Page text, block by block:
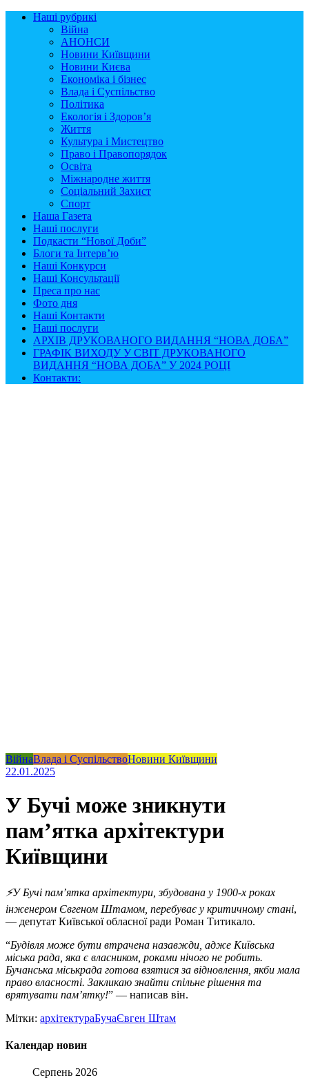
Наші рубрикі
Війна
АНОНСИ
Новини Київщини
Новини Києва
Економіка і бізнес
Влада і Суспільство
Політика
Екологія і Здоров’я
Життя
Культура і Мистецтво
Право і Правопорядок
Освіта
Міжнародне життя
Соціальний Захист
Спорт
Наша Газета
Наші послуги
Подкасти “Нової Доби”
Блоги та Інтерв’ю
Наші Конкурси
Наші Консультації
Преса про нас
Фото дня
Наші Контакти
Наші послуги
АРХІВ ДРУКОВАНОГО ВИДАННЯ “НОВА ДОБА”
ГРАФІК ВИХОДУ У СВІТ ДРУКОВАНОГО
ВИДАННЯ “НОВА ДОБА” У 2024 РОЦІ
Контакти:
ВійнаВлада і СуспільствоНовини Київщини
22.01.2025
У Бучі може зникнути
пам’ятка архітектури
Київщини
⚡️У Бучі пам’ятка архітектури, збудована у 1900-х роках
інженером Євгеном Штамом, перебуває у критичному стані,
— депутат Київської обласної ради Роман Титикало.
“Будівля може бути втрачена назавжди, адже Київська
міська рада, яка є власником, роками нічого не робить.
Бучанська міськрада готова взятися за відновлення, якби мала
право власності. Закликаю знайти спільне рішення та
врятувати пам’ятку!” — написав він.
Мітки: архітектураБучаЄвген Штам
Календар новин
Серпень 2026